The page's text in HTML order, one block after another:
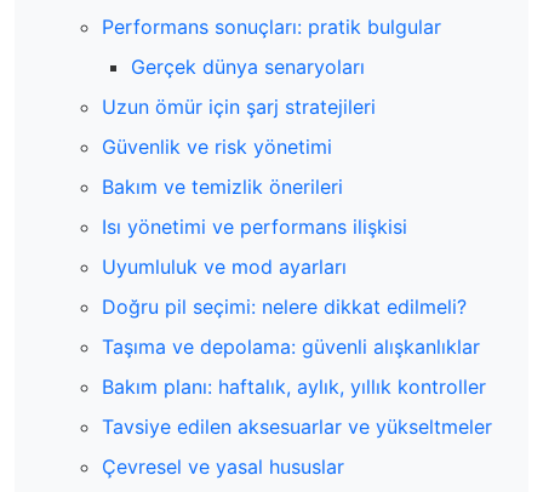
Performans sonuçları: pratik bulgular
Gerçek dünya senaryoları
Uzun ömür için şarj stratejileri
Güvenlik ve risk yönetimi
Bakım ve temizlik önerileri
Isı yönetimi ve performans ilişkisi
Uyumluluk ve mod ayarları
Doğru pil seçimi: nelere dikkat edilmeli?
Taşıma ve depolama: güvenli alışkanlıklar
Bakım planı: haftalık, aylık, yıllık kontroller
Tavsiye edilen aksesuarlar ve yükseltmeler
Çevresel ve yasal hususlar